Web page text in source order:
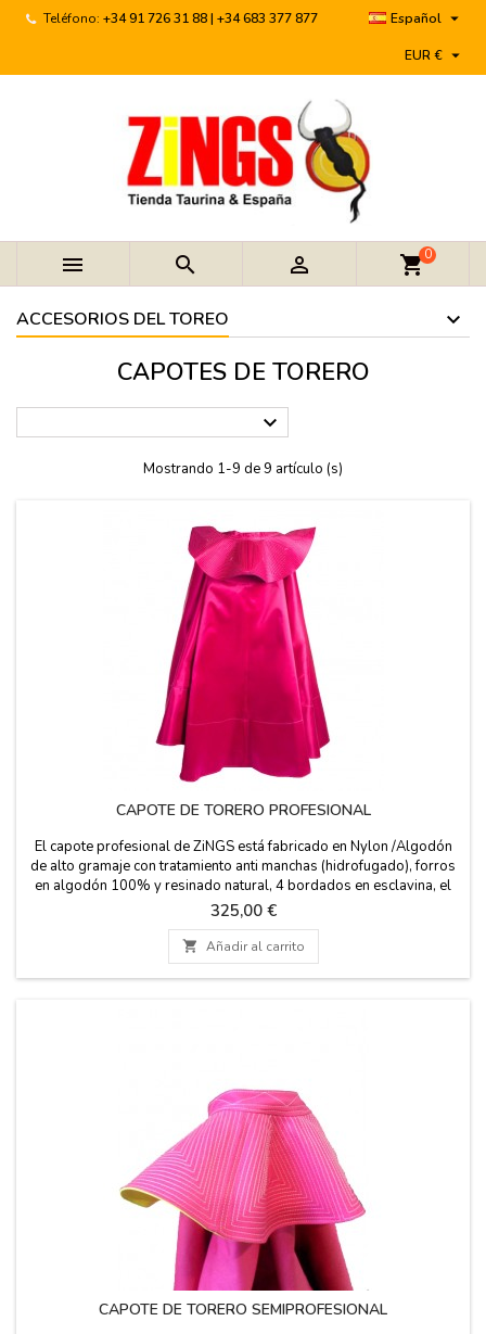
Teléfono: +34 91 726 31 88 | +34 683 377 877 Español 
EUR € 
   shopping_cart0
ACCESORIOS DEL TOREO
CAPOTES DE TORERO

Mostrando 1-9 de 9 artículo (s)
CAPOTE DE TORERO PROFESIONAL
El capote profesional de ZiNGS está fabricado en Nylon /Algodón
de alto gramaje con tratamiento anti manchas (hidrofugado), forros
en algodón 100% y resinado natural, 4 bordados en esclavina, el
tejido principal de este capote se teje con ligamento Satén (modo
seda) dándole un acabado mate al color para que no brille en
exceso con tela de Satén, tiene un...
Precio
325,00 €
 Añadir al carrito
CAPOTE DE TORERO SEMIPROFESIONAL